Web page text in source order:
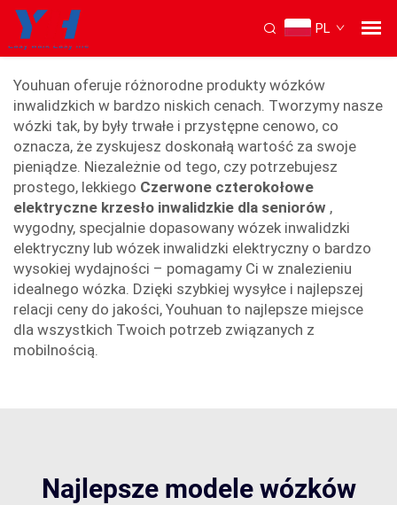
PL
sprzedaż wózków inwalidzkich
Youhuan oferuje różnorodne produkty wózków
inwalidzkich w bardzo niskich cenach. Tworzymy nasze
wózki tak, by były trwałe i przystępne cenowo, co
oznacza, że zyskujesz doskonałą wartość za swoje
pieniądze. Niezależnie od tego, czy potrzebujesz
prostego, lekkiego Czerwone czterokołowe
elektryczne krzesło inwalidzkie dla seniorów ,
wygodny, specjalnie dopasowany wózek inwalidzki
elektryczny lub wózek inwalidzki elektryczny o bardzo
wysokiej wydajności – pomagamy Ci w znalezieniu
idealnego wózka. Dzięki szybkiej wysyłce i najlepszej
relacji ceny do jakości, Youhuan to najlepsze miejsce
dla wszystkich Twoich potrzeb związanych z
mobilnością.
Najlepsze modele wózków